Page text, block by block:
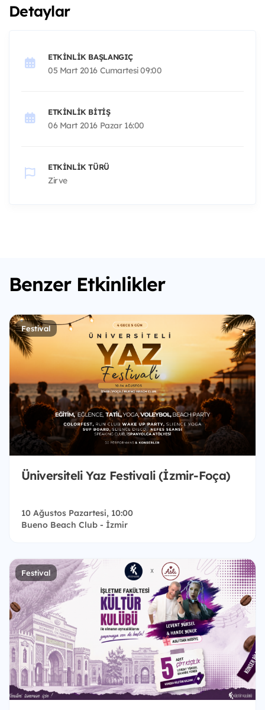
Detaylar
ETKINLIK BAŞLANGIÇ
05 Mart 2016 Cumartesi 09:00
ETKINLIK BITIŞ
06 Mart 2016 Pazar 16:00
ETKINLIK TÜRÜ
Zirve
Benzer Etkinlikler
Festival
Üniversiteli Yaz Festivali (İzmir-Foça)
10 Ağustos Pazartesi, 10:00
Bueno Beach Club - İzmir
Festival